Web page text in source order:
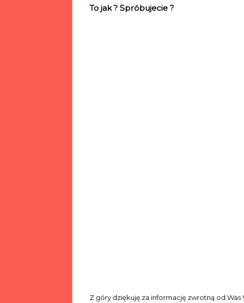
To jak ? Spróbujecie ?
Z góry dziękuję za informację zwrotną od Was !